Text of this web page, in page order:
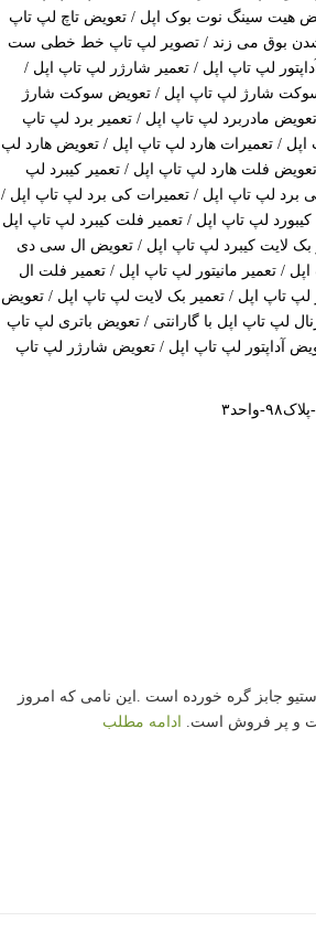
هیت سینگ نوت بوک اپل / تعویض تاچ لپ تاپ
شدن بوق می زند / تصویر لپ تاپ خط خطی ست
لپ تاپ اپل / تعمیر شارژر لپ تاپ اپل /
شارژ لپ تاپ اپل / تعویض سوکت شارژ
مادربرد لپ تاپ اپل / تعمیر برد لپ تاپ
اپل / تعمیرات هارد لپ تاپ اپل / تعویض هارد لپ
فلت هارد لپ تاپ اپل / تعمیر کیبرد لپ
برد لپ تاپ اپل / تعمیرات کی برد لپ تاپ اپل /
لپ تاپ اپل / تعمیر فلت کیبرد لپ تاپ اپل
بک لایت کیبرد لپ تاپ اپل / تعویض ال سی دی
/ تعمیر مانیتور لپ تاپ اپل / تعمیر فلت ال
تاپ اپل / تعمیر بک لایت لپ تاپ اپل / تعویض
لپ تاپ اپل با گارانتی / تعویض باتری لپ تاپ
آداپتور لپ تاپ اپل / تعویض شارژر لپ تاپ
جابز گره خورده است .این نامی که امروز
و پر فروش است. ادامه مطلب